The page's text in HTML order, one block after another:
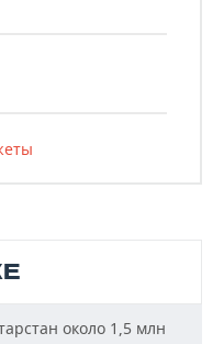
около 1,5 млн